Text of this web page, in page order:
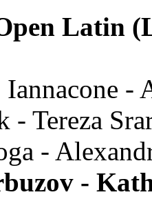
Latin
-
Tereza
-
-